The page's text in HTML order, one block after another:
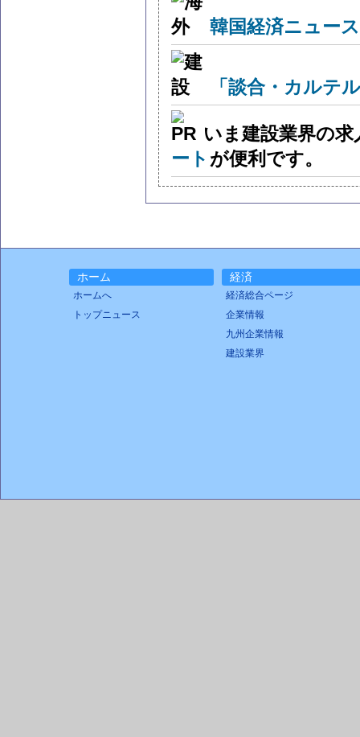
韓国経済ニュー
「談合・カルテ
いま建設業界の
ート が便利です。
ホーム
ホームへ
トップニュース
経済
経済総合ページ
企業情報
九州企業情報
建設業界